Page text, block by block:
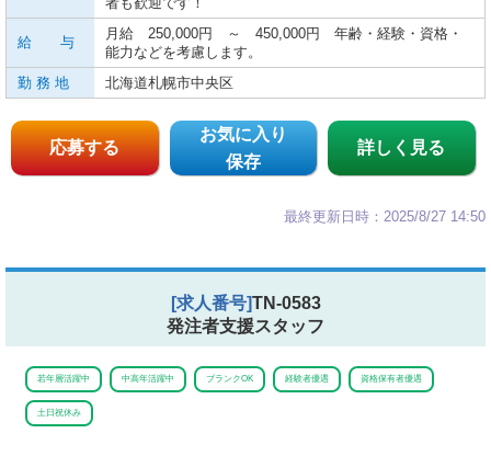
給 与
月給 250,000円 ～ 450,000円 年齢・経験・資格・
能力などを考慮します。
勤 務 地
北海道札幌市中央区
応募する
お気に入り
保存
詳しく見る
最終更新日時：2025/8/27 14:50
[求人番号]TN-0583
発注者支援スタッフ
若年層活躍中 中高年活躍中 ブランクOK 経験者優遇 資格保有者優遇
土日祝休み